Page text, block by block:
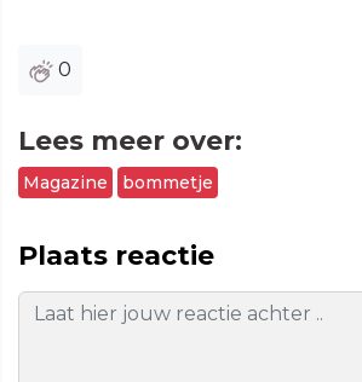
0
Lees meer over:
Magazine bommetje
Plaats reactie